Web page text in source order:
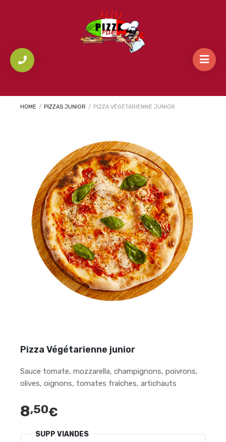
HOME / PIZZAS JUNIOR / PIZZA VÉGÉTARIENNE JUNIOR
Pizza Végétarienne junior
Sauce tomate, mozzarella, champignons, poivrons,
olives, oignons, tomates fraîches, artichauts
8,50€
SUPP VIANDES